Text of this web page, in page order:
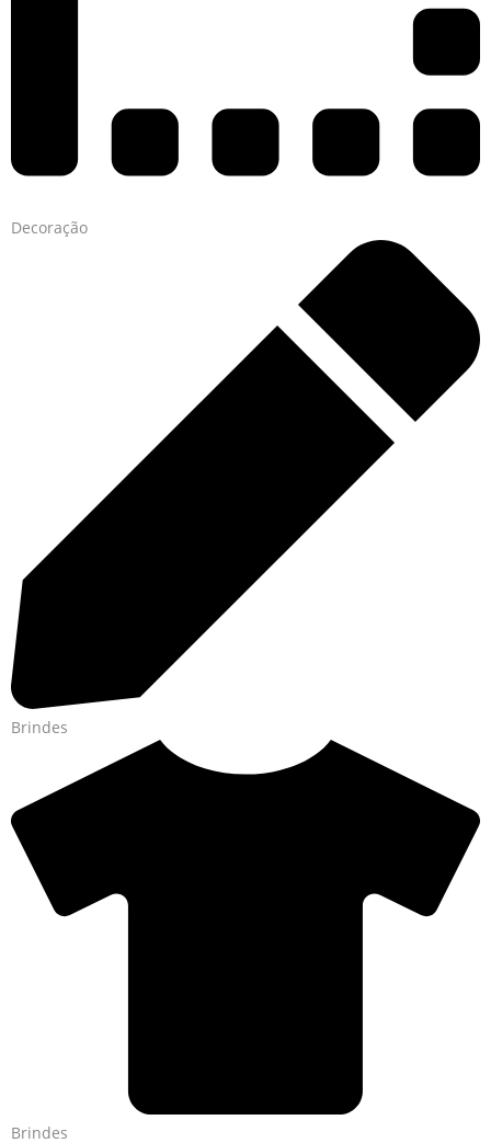
Decoração
Brindes
Brindes